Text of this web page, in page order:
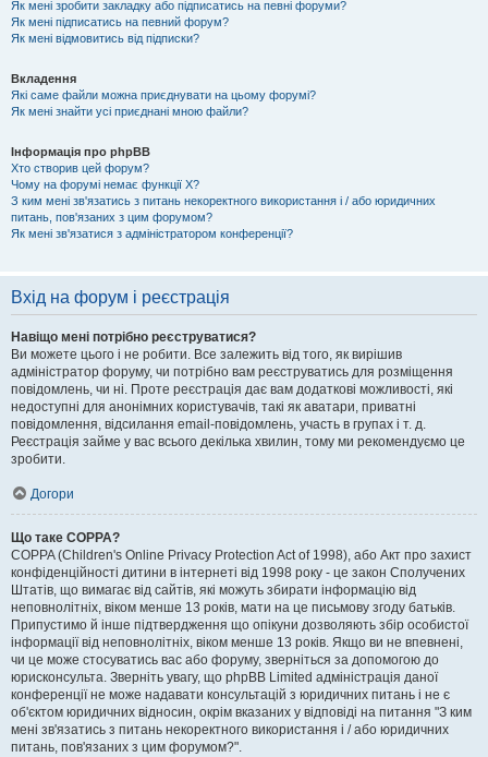
Як мені зробити закладку або підписатись на певні форуми?
Як мені підписатись на певний форум?
Як мені відмовитись від підписки?
Вкладення
Які саме файли можна приєднувати на цьому форумі?
Як мені знайти усі приєднані мною файли?
Інформація про phpBB
Хто створив цей форум?
Чому на форумі немає функції X?
З ким мені зв'язатись з питань некоректного використання і / або юридичних
питань, пов'язаних з цим форумом?
Як мені зв'язатися з адміністратором конференції?
Вхід на форум і реєстрація
Навіщо мені потрібно реєструватися?
Ви можете цього і не робити. Все залежить від того, як вирішив
адміністратор форуму, чи потрібно вам реєструватись для розміщення
повідомлень, чи ні. Проте реєстрація дає вам додаткові можливості, які
недоступні для анонімних користувачів, такі як аватари, приватні
повідомлення, відсилання email-повідомлень, участь в групах і т. д.
Реєстрація займе у вас всього декілька хвилин, тому ми рекомендуємо це
зробити.
Догори
Що таке COPPA?
COPPA (Children's Online Privacy Protection Act of 1998), або Акт про захист
конфіденційності дитини в інтернеті від 1998 року - це закон Сполучених
Штатів, що вимагає від сайтів, які можуть збирати інформацію від
неповнолітніх, віком менше 13 років, мати на це письмову згоду батьків.
Припустимо й інше підтвердження що опікуни дозволяють збір особистої
інформації від неповнолітніх, віком менше 13 років. Якщо ви не впевнені,
чи це може стосуватись вас або форуму, зверніться за допомогою до
юрисконсульта. Зверніть увагу, що phpBB Limited адміністрація даної
конференції не може надавати консультацій з юридичних питань і не є
об'єктом юридичних відносин, окрім вказаних у відповіді на питання "З ким
мені зв'язатись з питань некоректного використання і / або юридичних
питань, пов'язаних з цим форумом?".